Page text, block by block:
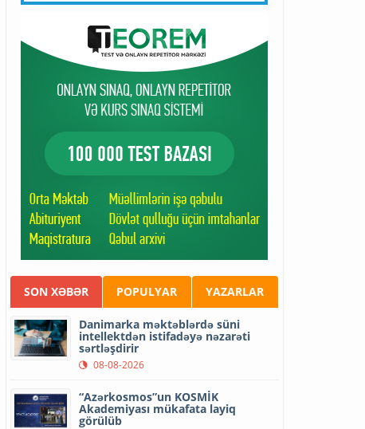
SON XƏBƏR POPULYAR YAZARLAR
Danimarka məktəblərdə süni
intellektdən istifadəyə nəzarəti
sərtləşdirir
08-08-2026
“Azərkosmos”un KOSMİK
Akademiyası mükafata layiq
görülüb